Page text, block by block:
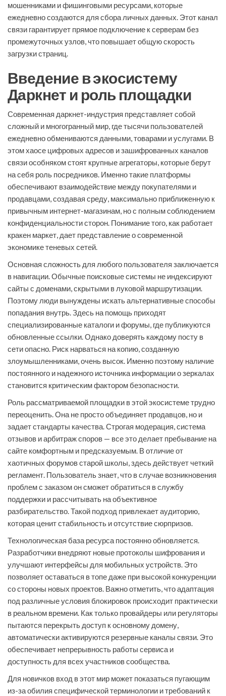
мошенниками и фишинговыми ресурсами, которые
ежедневно создаются для сбора личных данных. Этот канал
связи гарантирует прямое подключение к серверам без
промежуточных узлов, что повышает общую скорость
загрузки страниц.
Введение в экосистему
Даркнет и роль площадки
Современная даркнет-индустрия представляет собой
сложный и многогранный мир, где тысячи пользователей
ежедневно обмениваются данными, товарами и услугами. В
этом хаосе цифровых адресов и зашифрованных каналов
связи особняком стоят крупные агрегаторы, которые берут
на себя роль посредников. Именно такие платформы
обеспечивают взаимодействие между покупателями и
продавцами, создавая среду, максимально приближенную к
привычным интернет-магазинам, но с полным соблюдением
конфиденциальности сторон. Понимание того, как работает
кракен маркет, дает представление о современной
экономике теневых сетей.
Основная сложность для любого пользователя заключается
в навигации. Обычные поисковые системы не индексируют
сайты с доменами, скрытыми в луковой маршрутизации.
Поэтому люди вынуждены искать альтернативные способы
попадания внутрь. Здесь на помощь приходят
специализированные каталоги и форумы, где публикуются
обновленные ссылки. Однако доверять каждому посту в
сети опасно. Риск нарваться на копию, созданную
злоумышленниками, очень высок. Именно поэтому наличие
постоянного и надежного источника информации о зеркалах
становится критическим фактором безопасности.
Роль рассматриваемой площадки в этой экосистеме трудно
переоценить. Она не просто объединяет продавцов, но и
задает стандарты качества. Строгая модерация, система
отзывов и арбитраж споров — все это делает пребывание на
сайте комфортным и предсказуемым. В отличие от
хаотичных форумов старой школы, здесь действует четкий
регламент. Пользователь знает, что в случае возникновения
проблем с заказом он сможет обратиться в службу
поддержки и рассчитывать на объективное
разбирательство. Такой подход привлекает аудиторию,
которая ценит стабильность и отсутствие сюрпризов.
Технологическая база ресурса постоянно обновляется.
Разработчики внедряют новые протоколы шифрования и
улучшают интерфейсы для мобильных устройств. Это
позволяет оставаться в топе даже при высокой конкуренции
со стороны новых проектов. Важно отметить, что адаптация
под различные условия блокировок происходит практически
в реальном времени. Как только провайдеры или регуляторы
пытаются перекрыть доступ к основному домену,
автоматически активируются резервные каналы связи. Это
обеспечивает непрерывность работы сервиса и
доступность для всех участников сообщества.
Для новичков вход в этот мир может показаться пугающим
из-за обилия специфической терминологии и требований к